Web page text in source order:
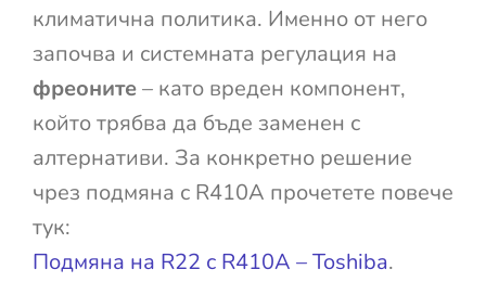
климатична политика. Именно от него
започва и системната регулация на
фреоните– като вреден компонент,
който трябва да бъде заменен с
алтернативи. За конкретно решение
чрез подмяна с R410A прочетете повече
тук:
Подмяна на R22 с R410A – Toshiba.